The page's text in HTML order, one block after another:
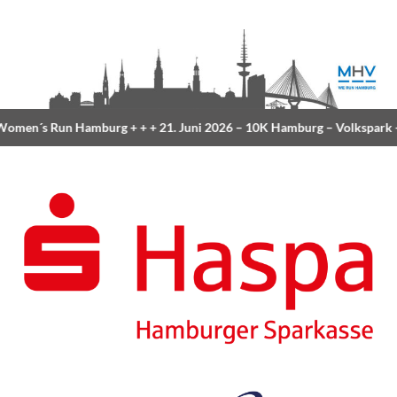
Run Hamburg+ + +21. Juni 2026 –10K Hamburg– Volkspark